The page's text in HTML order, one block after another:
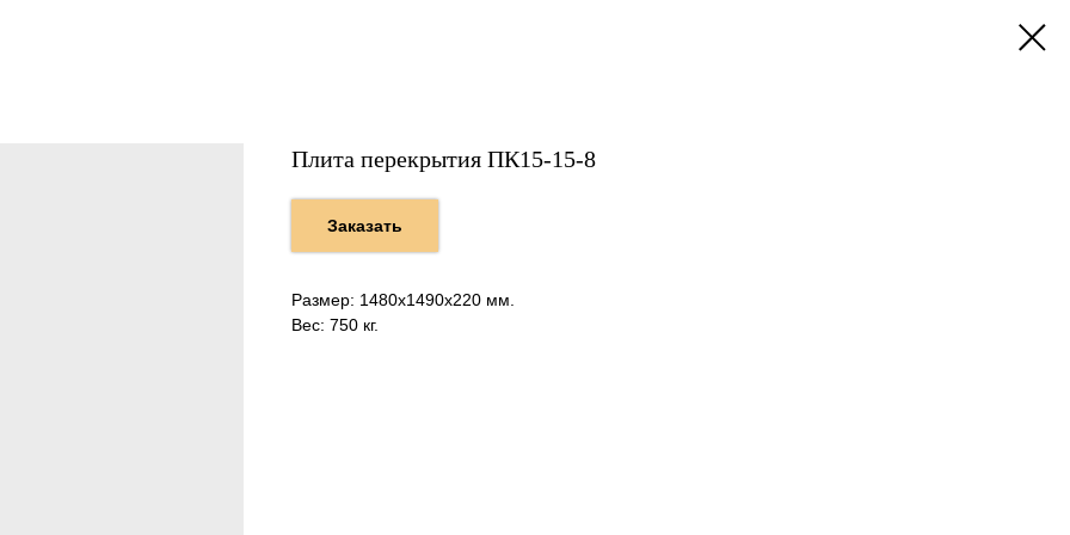
Плита перекрытия ПК15-15-8
Заказать
Размер: 1480х1490х220 мм.
Вес: 750 кг.